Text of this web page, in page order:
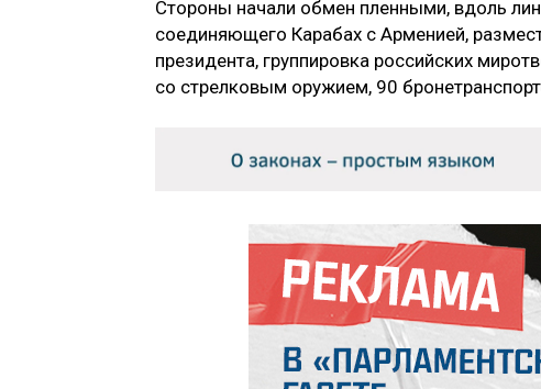
Стороны начали обмен пленными, вдоль
соединяющего Карабах с Арменией,
президента, группировка российских
со стрелковым оружием, 90